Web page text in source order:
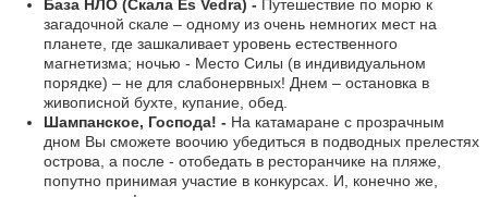
База НЛО (Скала Es Vedra) - Путешествие по морю к
загадочной скале – одному из очень немногих мест на
планете, где зашкаливает уровень естественного
магнетизма; ночью - Место Силы (в индивидуальном
порядке) – не для слабонервных! Днем – остановка в
живописной бухте, купание, обед.
Шампанское, Господа! - На катамаране с прозрачным
дном Вы сможете воочию убедиться в подводных прелестях
острова, а после - отобедать в ресторанчике на пляже,
попутно принимая участие в конкурсах. И, конечно же,